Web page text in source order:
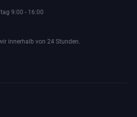
9:00 - 16:00
innerhalb von 24 Stunden.